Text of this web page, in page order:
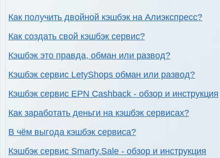
Как получить двойной кэшбэк на Алиэкспресс?
Как создать свой кэшбэк сервис?
Кэшбэк это правда, обман или развод?
Кэшбэк сервис LetyShops обман или развод?
Кэшбэк сервис EPN Cashback - обзор и инструкция
Как заработать деньги на кэшбэк сервисах?
В чём выгода кэшбэк сервиса?
Кэшбэк сервис Smarty.Sale - обзор и инструкция